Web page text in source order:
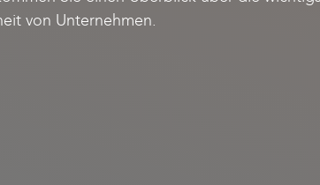
von Unternehmen.